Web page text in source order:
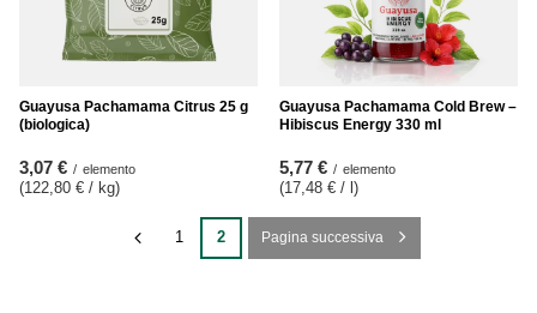
Guayusa Pachamama Citrus 25 g
(biologica)
3,07 € / elemento
(122,80 € / kg)
Guayusa Pachamama Cold Brew –
Hibiscus Energy 330 ml
5,77 € / elemento
(17,48 € / l)
1 2 Pagina successiva